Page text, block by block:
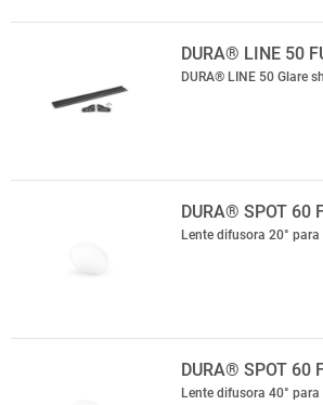
DURA® LINE 50
DURA® LINE 50 Glare
DURA® SPOT 60
Lente difusora 20°
DURA® SPOT 60
Lente difusora 40°